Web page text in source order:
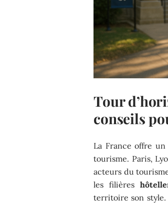
Tour
conseils
La France offre
tourisme. Paris,
acteurs du
les filières
territoire son